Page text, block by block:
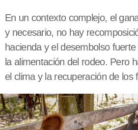
En un contexto complejo, el
y necesario, no hay
hacienda y el desembolso
la alimentación del rodeo. Pero
el clima y la recuperación de los